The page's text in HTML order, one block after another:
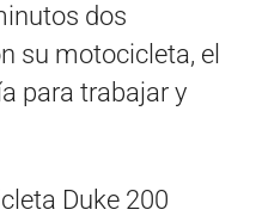
dos
su motocicleta, el
para trabajar y
Duke 200